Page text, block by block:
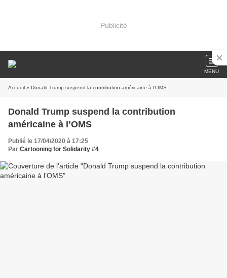
Publicité
MENU
Accueil » Donald Trump suspend la contribution américaine à l’OMS
Donald Trump suspend la contribution
américaine à l’OMS
Publié le 17/04/2020 à 17:25
Par Cartooning for Solidarity #4